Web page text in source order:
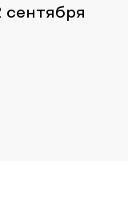
сентября